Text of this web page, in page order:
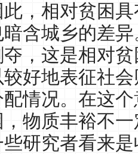
，相对贫困
含城乡的差
，这是相对
好地表征社
情况。在这
物质丰裕不
研究者看来